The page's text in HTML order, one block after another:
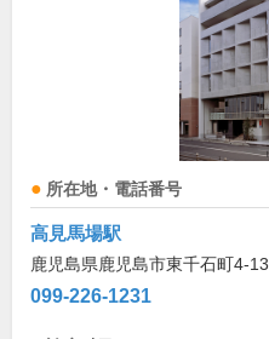
所在地・電話番号
高見馬場駅
鹿児島県鹿児島市東千石町4-13
099-226-1231